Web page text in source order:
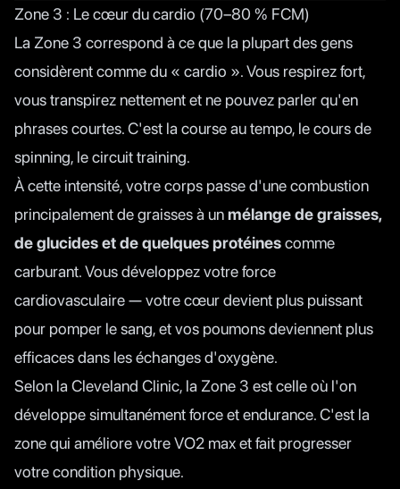
Zone 3 : Le cœur du cardio (70–80 % FCM)
La Zone 3 correspond à ce que la plupart des gens
considèrent comme du « cardio ». Vous respirez fort,
vous transpirez nettement et ne pouvez parler qu'en
phrases courtes. C'est la course au tempo, le cours de
spinning, le circuit training.
À cette intensité, votre corps passe d'une combustion
principalement de graisses à unmélange de graisses,
de glucides et de quelques protéinescomme
carburant. Vous développez votre force
cardiovasculaire — votre cœur devient plus puissant
pour pomper le sang, et vos poumons deviennent plus
efficaces dans les échanges d'oxygène.
Selon la Cleveland Clinic, la Zone 3 est celle où l'on
développe simultanément force et endurance. C'est la
zone qui améliore votre VO2 max et fait progresser
votre condition physique.